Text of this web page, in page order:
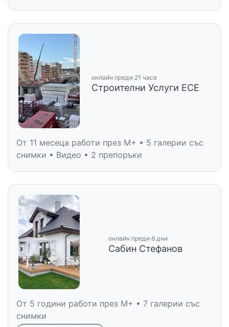
онлайн преди 21 часа
Строителни Услуги ЕСЕ
От 11 месеца работи през M+ • 5 галерии със
снимки • Видео • 2 препоръки
онлайн преди 6 дни
Сабин Стефанов
От 5 години работи през M+ • 7 галерии със
снимки